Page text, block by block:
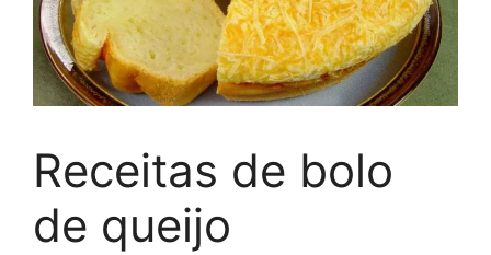
Receitas de bolo
de queijo